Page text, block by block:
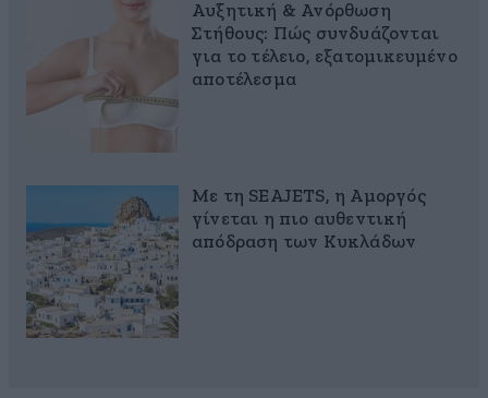
Αυξητική & Ανόρθωση
Στήθους: Πώς συνδυάζονται
για το τέλειο, εξατομικευμένο
αποτέλεσμα
Με τη SEAJETS, η Αμοργός
γίνεται η πιο αυθεντική
απόδραση των Κυκλάδων